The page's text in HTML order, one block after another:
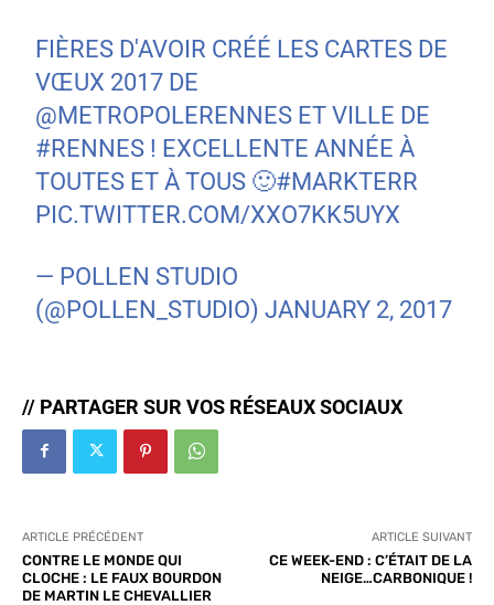
FIÈRES D'AVOIR CRÉÉ LES CARTES DE
VŒUX 2017 DE
@METROPOLERENNES ET VILLE DE
#RENNES ! EXCELLENTE ANNÉE À
TOUTES ET À TOUS 🙂#MARKTERR
PIC.TWITTER.COM/XXO7KK5UYX
— POLLEN STUDIO
(@POLLEN_STUDIO)JANUARY 2, 2017
// PARTAGER SUR VOS RÉSEAUX SOCIAUX
ARTICLE PRÉCÉDENT
CONTRE LE MONDE QUI
CLOCHE : LE FAUX BOURDON
DE MARTIN LE CHEVALLIER
ARTICLE SUIVANT
CE WEEK-END : C’ÉTAIT DE LA
NEIGE…CARBONIQUE !